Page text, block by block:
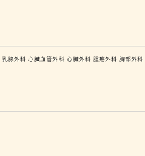
乳腺外科 心臓血管外科 心臓外科 腫瘍外科 胸部外科